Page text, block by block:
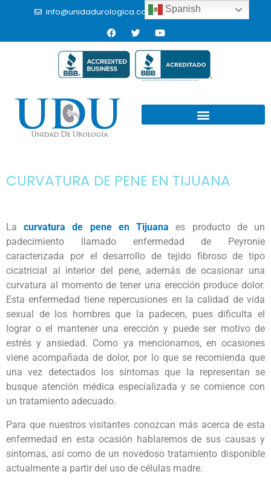
info@unidadurologica.com.mx (664) 9766433
CURVATURA DE PENE EN TIJUANA
Lacurvatura de pene en Tijuana es producto de un
padecimiento llamado enfermedad de Peyronie
caracterizada por el desarrollo de tejido fibroso de tipo
cicatricial al interior del pene, además de ocasionar una
curvatura al momento de tener una erección produce dolor.
Esta enfermedad tiene repercusiones en la calidad de vida
sexual de los hombres que la padecen, pues dificulta el
lograr o el mantener una erección y puede ser motivo de
estrés y ansiedad. Como ya mencionamos, en ocasiones
viene acompañada de dolor, por lo que se recomienda que
una vez detectados los síntomas que la representan se
busque atención médica especializada y se comience con
un tratamiento adecuado.
Para que nuestros visitantes conozcan más acerca de esta
enfermedad en esta ocasión hablaremos de sus causas y
síntomas, así como de un novedoso tratamiento disponible
actualmente a partir del uso de células madre.
Spanish